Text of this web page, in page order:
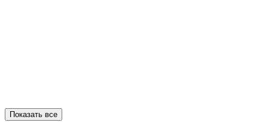
Показать все